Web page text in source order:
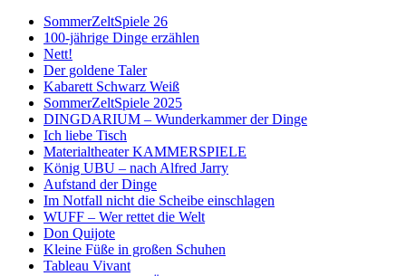
SommerZeltSpiele 26
100-jährige Dinge erzählen
Nett!
Der goldene Taler
Kabarett Schwarz Weiß
SommerZeltSpiele 2025
DINGDARIUM – Wunderkammer der Dinge
Ich liebe Tisch
Materialtheater KAMMERSPIELE
König UBU – nach Alfred Jarry
Aufstand der Dinge
Im Notfall nicht die Scheibe einschlagen
WUFF – Wer rettet die Welt
Don Quijote
Kleine Füße in großen Schuhen
Tableau Vivant